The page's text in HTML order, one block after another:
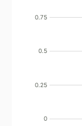
0
0.25
0.5
0.75